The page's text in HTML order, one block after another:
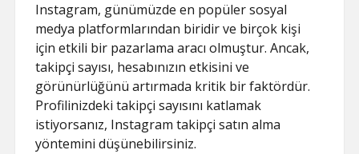
Instagram, günümüzde en popüler sosyal
medya platformlarından biridir ve birçok kişi
için etkili bir pazarlama aracı olmuştur. Ancak,
takipçi sayısı, hesabınızın etkisini ve
görünürlüğünü artırmada kritik bir faktördür.
Profilinizdeki takipçi sayısını katlamak
istiyorsanız, Instagram takipçi satın alma
yöntemini düşünebilirsiniz.